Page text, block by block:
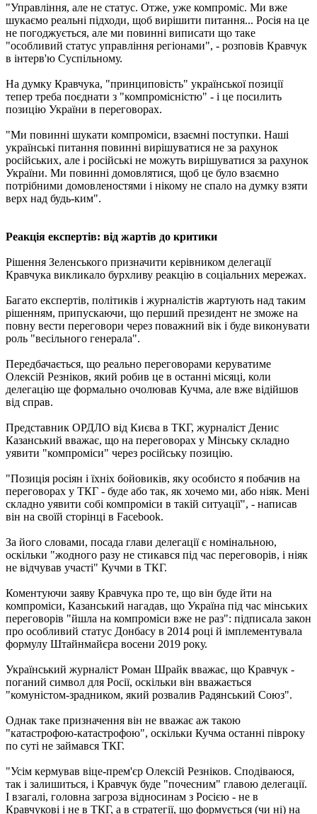
"Управління, але не статус. Отже, уже компроміс. Ми вже
шукаємо реальні підходи, щоб вирішити питання... Росія на це
не погоджується, але ми повинні виписати що таке
"особливий статус управління регіонами", - розповів Кравчук
в інтерв'ю Суспільному.
На думку Кравчука, "принциповість" української позиції
тепер треба поєднати з "компромісністю" - і це посилить
позицію України в переговорах.
"Ми повинні шукати компроміси, взаємні поступки. Наші
українські питання повинні вирішуватися не за рахунок
російських, але і російські не можуть вирішуватися за рахунок
України. Ми повинні домовлятися, щоб це було взаємно
потрібними домовленостями і нікому не спало на думку взяти
верх над будь-ким".
Реакція експертів: від жартів до критики
Рішення Зеленського призначити керівником делегації
Кравчука викликало бурхливу реакцію в соціальних мережах.
Багато експертів, політиків і журналістів жартують над таким
рішенням, припускаючи, що перший президент не зможе на
повну вести переговори через поважний вік і буде виконувати
роль "весільного генерала".
Передбачається, що реально переговорами керуватиме
Олексій Резніков, який робив це в останні місяці, коли
делегацію ще формально очолював Кучма, але вже відійшов
від справ.
Представник ОРДЛО від Києва в ТКГ, журналіст Денис
Казанський вважає, що на переговорах у Мінську складно
уявити "компроміси" через російську позицію.
"Позиція росіян і їхніх бойовиків, яку особисто я побачив на
переговорах у ТКГ - буде або так, як хочемо ми, або ніяк. Мені
складно уявити собі компроміси в такій ситуації", - написав
він на своїй сторінці в Facebook.
За його словами, посада глави делегації є номінальною,
оскільки "жодного разу не стикався під час переговорів, і ніяк
не відчував участі" Кучми в ТКГ.
Коментуючи заяву Кравчука про те, що він буде йти на
компроміси, Казанський нагадав, що Україна під час мінських
переговорів "йшла на компроміси вже не раз": підписала закон
про особливий статус Донбасу в 2014 році й імплементувала
формулу Штайнмайєра восени 2019 року.
Український журналіст Роман Шрайк вважає, що Кравчук -
поганий символ для Росії, оскільки він вважається
"комуністом-зрадником, який розвалив Радянський Союз".
Однак таке призначення він не вважає аж такою
"катастрофою-катастрофою", оскільки Кучма останні півроку
по суті не займався ТКГ.
"Усім кермував віце-прем'єр Олексій Резніков. Сподіваюся,
так і залишиться, і Кравчук буде "почесним" главою делегації.
І взагалі, головна загроза відносинам з Росією - не в
Кравчукові і не в ТКГ, а в стратегії, що формується (чи ні) на